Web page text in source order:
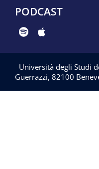
PODCAST
Università degli Studi
Guerrazzi, 82100